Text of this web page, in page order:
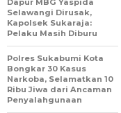
Dapur MBG Yaspida
Selawangi Dirusak,
Kapolsek Sukaraja:
Pelaku Masih Diburu
Polres Sukabumi Kota
Bongkar 30 Kasus
Narkoba, Selamatkan 10
Ribu Jiwa dari Ancaman
Penyalahgunaan